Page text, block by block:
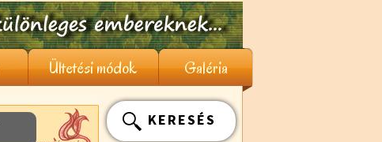
Ültetési módok Galéria
KERESÉS